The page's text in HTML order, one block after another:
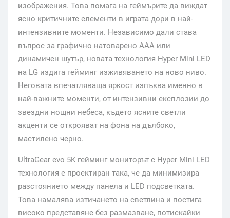
изображения. Това помага на геймърите да виждат
ясно критичните елементи в играта дори в най-
интензивните моменти. Независимо дали става
въпрос за графично натоварено AAA или
динамичен шутър, новата технология Hyper Mini LED
на LG издига гейминг изживяването на ново ниво.
Неговата впечатляваща яркост изпъква именно в
най-важните моменти, от интензивни експлозии до
звездни нощни небеса, където ясните светли
акценти се открояват на фона на дълбоко,
мастилено черно.
UltraGear evo 5K гейминг мониторът с Hyper Mini LED
технология е проектиран така, че да минимизира
разстоянието между панела и LED подсветката.
Това намалява изтичането на светлина и постига
високо представяне без размазване, потискайки